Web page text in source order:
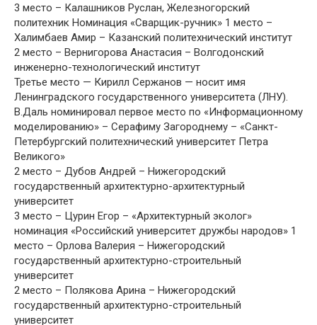
3 место – Калашников Руслан, Железногорский
политехник Номинация «Сварщик-ручник» 1 место –
Халимбаев Амир – Казанский политехнический институт
2 место – Вернигорова Анастасия – Волгодонский
инженерно-технологический институт
Третье место — Кирилл Сержанов — носит имя
Ленинградского государственного университета (ЛНУ).
В.Даль номинировал первое место по «Информационному
моделированию» – Серафиму Загороднему – «Санкт-
Петербургский политехнический университет Петра
Великого»
2 место – Дубов Андрей – Нижегородский
государственный архитектурно-архитектурный
университет
3 место – Цурин Егор – «Архитектурный эколог»
номинация «Российский университет дружбы народов» 1
место – Орлова Валерия – Нижегородский
государственный архитектурно-строительный
университет
2 место – Полякова Арина – Нижегородский
государственный архитектурно-строительный
университет